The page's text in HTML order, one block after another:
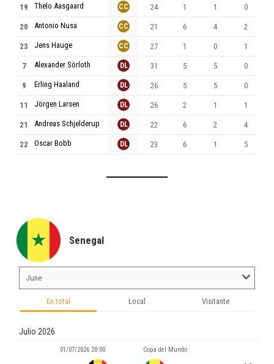
19 Thelo Aasgaard
20 Antonio Nusa
23 Jens Hauge
7 Alexander Sörloth
9 Erling Haaland
11 Jörgen Larsen
21 Andreas Schjelderup
22 Oscar Bobb
CC 24 1 1 0
CC 21 6 4 2
CC 27 1 0 1
DL 31 5 5 0
DL 26 5 5 0
DL 26 2 1 1
DL 22 6 2 4
DL 23 6 1 5
Senegal
En total Local Visitante
Julio 2026
01/07/2026 20:00 Copa del Mundo